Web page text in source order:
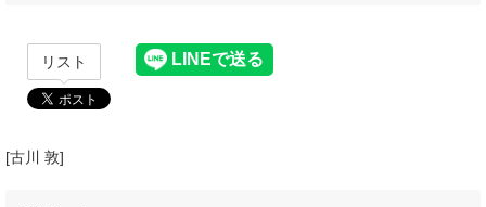
リスト
[古川 敦]